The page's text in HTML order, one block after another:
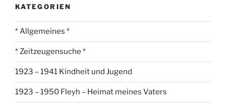
KATEGORIEN
* Allgemeines *
* Zeitzeugensuche *
1923 – 1941 Kindheit und Jugend
1923 – 1950 Fleyh – Heimat meines Vaters